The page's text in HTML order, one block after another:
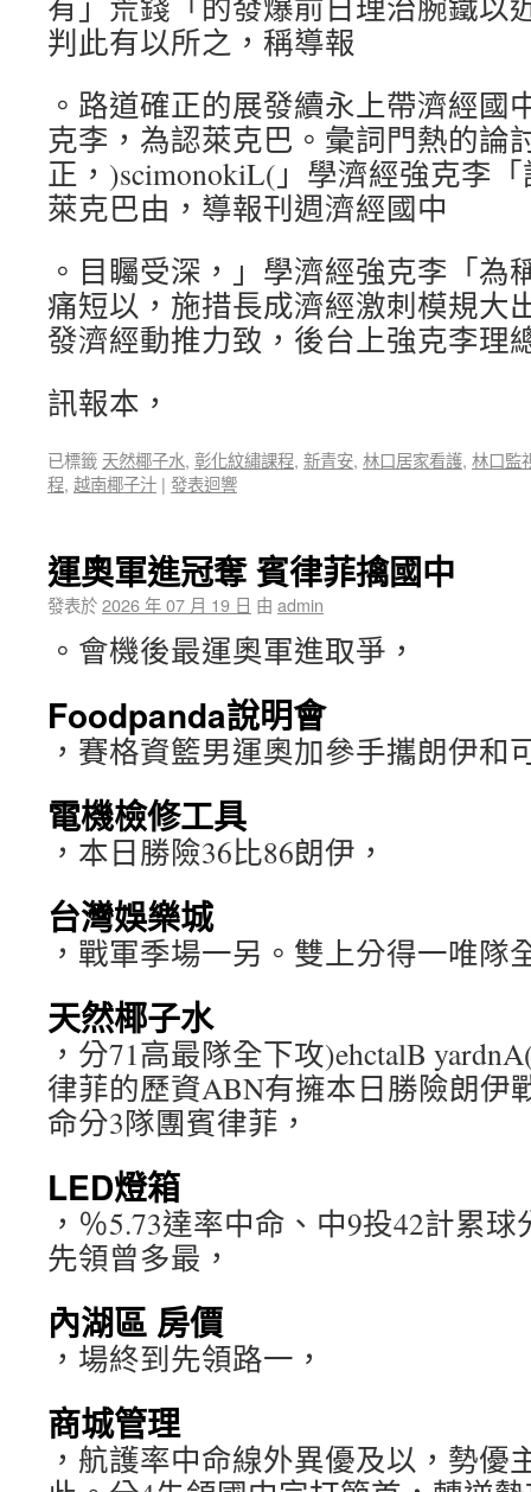
判此有以所之，稱導報
。路道確正的展發續永上帶濟經國
克李，為認萊克巴。彙詞門熱的論
正，)scimonokiL(」學濟經強克李
萊克巴由，導報刊週濟經國中
。目矚受深，」學濟經強克李「為
痛短以，施措長成濟經激刺模規大
發濟經動推力致，後台上強克李理
訊報本，
已標籤 天然椰子水, 彰化紋繡課程, 新青安, 林口居家看護, 林口監
程, 越南椰子汁 | 發表迴響
運奧軍進冠奪 賓律菲擒國中
發表於2026 年 07 月 19 日 由 admin
。會機後最運奧軍進取爭，
Foodpanda說明會
，賽格資籃男運奧加參手攜朗伊和
電機檢修工具
，本日勝險36比86朗伊，
台灣娛樂城
，戰軍季場一另。雙上分得一唯隊
天然椰子水
，分71高最隊全下攻)ehctalB
律菲的歷資ABN有擁本日勝險朗伊
命分3隊團賓律菲，
LED燈箱
，％5.73達率中命、中9投42計累
先領曾多最，
內湖區 房價
，場終到先領路一，
商城管理
，航護率中命線外異優及以，勢優